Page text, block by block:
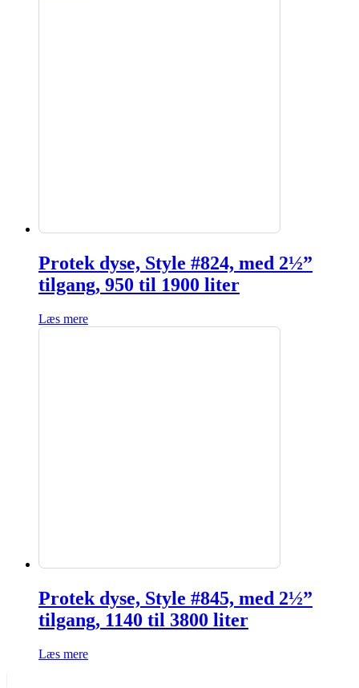
Protek dyse, Style #824, med 2½”
tilgang, 950 til 1900 liter
Læs mere
Protek dyse, Style #845, med 2½”
tilgang, 1140 til 3800 liter
Læs mere